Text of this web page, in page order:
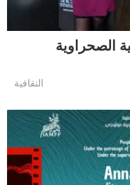
الصحراوية
التقافية